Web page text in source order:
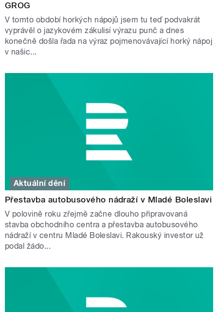
GROG
V tomto období horkých nápojů jsem tu teď podvakrát
vyprávěl o jazykovém zákulisí výrazu punč a dnes
konečně došla řada na výraz pojmenovávající horký nápoj
v našic...
Aktuální dění
Přestavba autobusového nádraží v Mladé Boleslavi
V polovině roku zřejmě začne dlouho připravovaná
stavba obchodního centra a přestavba autobusového
nádraží v centru Mladé Boleslavi. Rakouský investor už
podal žádo...